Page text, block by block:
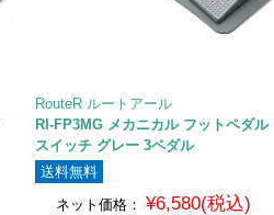
RouteR ルートアール
RI-FP3MG メカニカル フットペダル
スイッチ グレー 3ペダル
送料無料
ネット価格：
¥6,580(税込)